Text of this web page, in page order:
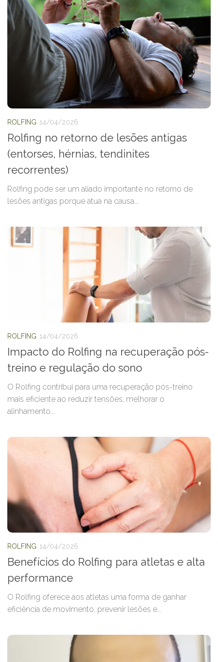
ROLFING 14/04/2026
Rolfing no retorno de lesões antigas
(entorses, hérnias, tendinites
recorrentes)
Rolfing pode ser um aliado importante no retorno de
lesões antigas porque atua na causa...
ROLFING 14/04/2026
Impacto do Rolfing na recuperação pós-
treino e regulação do sono
O Rolfing contribui para uma recuperação pós-treino
mais eficiente ao reduzir tensões, melhorar o
alinhamento...
ROLFING 14/04/2026
Benefícios do Rolfing para atletas e alta
performance
O Rolfing oferece aos atletas uma forma de ganhar
eficiência de movimento, prevenir lesões e...